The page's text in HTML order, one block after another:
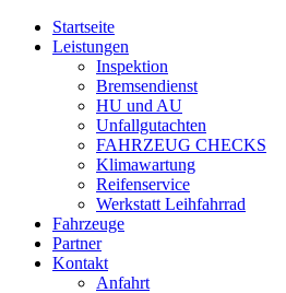
Startseite
Leistungen
Inspektion
Bremsendienst
HU und AU
Unfallgutachten
FAHRZEUG CHECKS
Klimawartung
Reifenservice
Werkstatt Leihfahrrad
Fahrzeuge
Partner
Kontakt
Anfahrt